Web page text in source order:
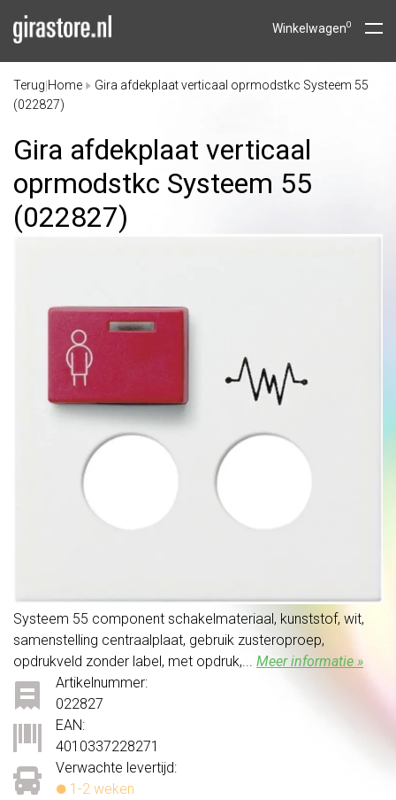
Winkelwagen0
Terug Home
Gira afdekplaat verticaal oprmodstkc Systeem 55
(022827)
Gira afdekplaat verticaal
oprmodstkc Systeem 55
(022827)
Systeem 55 component schakelmateriaal, kunststof, wit,
samenstelling centraalplaat, gebruik zusteroproep,
opdrukveld zonder label, met opdruk,... Meer informatie »
Verwachte levertijd:
1-2 weken
Artikelnummer:
022827
EAN:
4010337228271